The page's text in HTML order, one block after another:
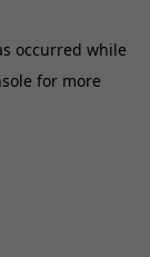
occurred while
for more